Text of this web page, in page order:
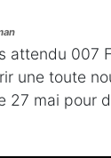
attendu 007
une toute
27 mai pour